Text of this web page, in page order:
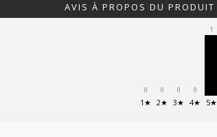
AVIS À PROPOS DU PRODUIT
0
1★
0
2★
0
3★
0
4★
1
5★